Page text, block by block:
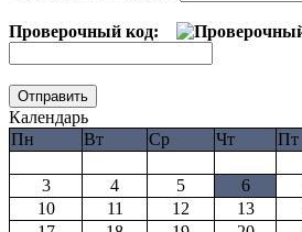
Проверочный код:
Календарь
Пн
Вт Ср Чт Пт
3
4 5 6
10
11 12 13